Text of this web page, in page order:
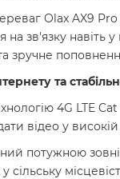
Olax AX9
на зв'язку навіть
зручне
та
4G LTE
відео у
потужною
сільську